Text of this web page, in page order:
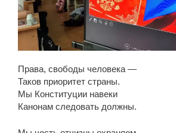
Права, свободы человека —
Таков приоритет страны.
Мы Конституции навеки
Канонам следовать должны.